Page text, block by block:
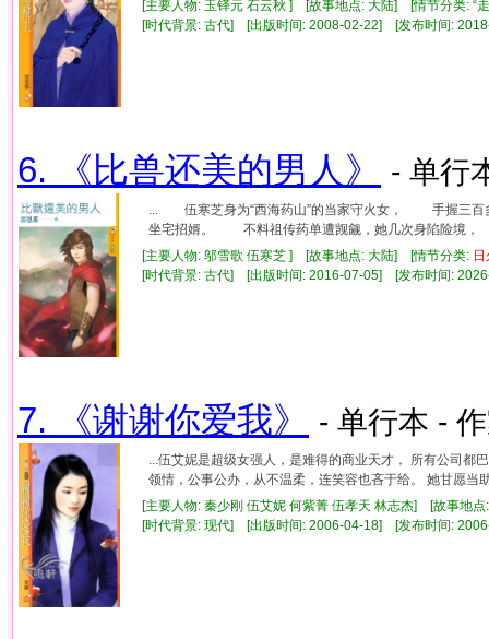
[主要人物: 玉铎元 石云秋 ] [故事地点: 大陆] [情节分类: “
[时代背景: 古代] [出版时间: 2008-02-22] [发布时间:
6. 《比兽还美的男人》 - 单行
... 伍寒芝身为“西海药山”的当家守火女， 手握三
坐宅招婿。 不料祖传药单遭觊觎，她几次身陷险境
[主要人物: 邬雪歌 伍寒芝 ] [故事地点: 大陆] [情节分类:
[时代背景: 古代] [出版时间: 2016-07-05] [发布时间:
7. 《谢谢你爱我》 - 单行本 -
...伍艾妮是超级女强人，是难得的商业天才， 所有公司
领情，公事公办，从不温柔，连笑容也吝于给。 她甘愿当
[主要人物: 秦少刚 伍艾妮 何紫菁 伍孝天 林志杰] [故事地
[时代背景: 现代] [出版时间: 2006-04-18] [发布时间: